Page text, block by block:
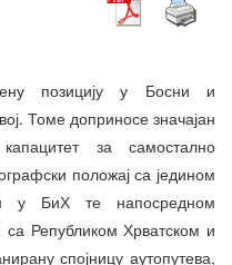
позицију у Босни и
Томе доприносе значајан
за самостално
положај са једином
у БиХ те напосредном
Републиком Хрватском и
спојницу аутопутева,